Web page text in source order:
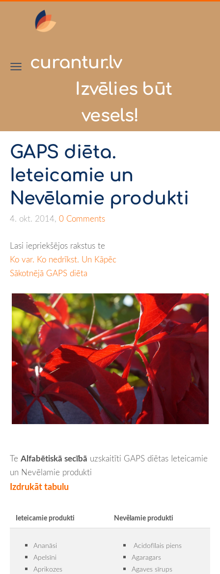
curantur.lv
Izvēlies būt
vesels!
GAPS diēta.
Ieteicamie un
Nevēlamie produkti
4. okt. 2014, 0 Comments
Lasi iepriekšējos rakstus te
Ko var. Ko nedrīkst. Un Kāpēc
Sākotnējā GAPS diēta
Te Alfabētiskā secībā uzskaitīti GAPS diētas Ieteicamie
un Nevēlamie produkti
Izdrukāt tabulu
Ieteicamie produkti Nevēlamie produkti
Ananāsi
Apelsīni
Aprikozes
Acidofīlais piens
Agaragars
Agaves sīrups